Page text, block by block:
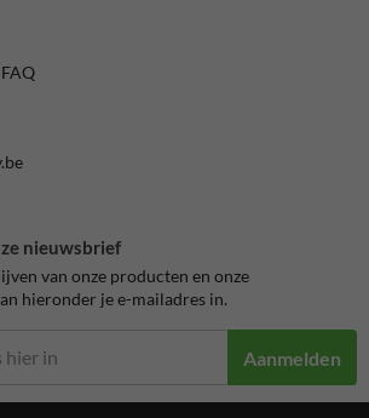
nieuwsbrief
van onze producten en onze
hieronder je e-mailadres in.
Aanmelden